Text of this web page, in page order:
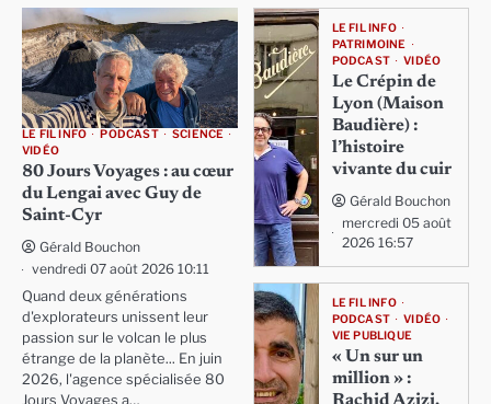
LE FIL INFO PODCAST
SCIENCE
VIDÉO
80 Jours Voyages : au cœur
du Lengai avec Guy de
Saint-Cyr
Gérald Bouchon
vendredi 07 août 2026 10:11
Quand deux générations
d'explorateurs unissent leur
passion sur le volcan le plus
étrange de la planète... En juin
2026, l'agence spécialisée 80
Jours Voyages a…
LE FIL INFO
PATRIMOINE
PODCAST
VIDÉO
Le Crépin de
Lyon (Maison
Baudière) :
l’histoire
vivante du cuir
Gérald Bouchon
mercredi 05 août
2026 16:57
LE FIL INFO
PODCAST
VIDÉO
VIE PUBLIQUE
« Un sur un
million » :
Rachid Azizi,